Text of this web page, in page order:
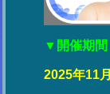
▼開催期間
2025年11